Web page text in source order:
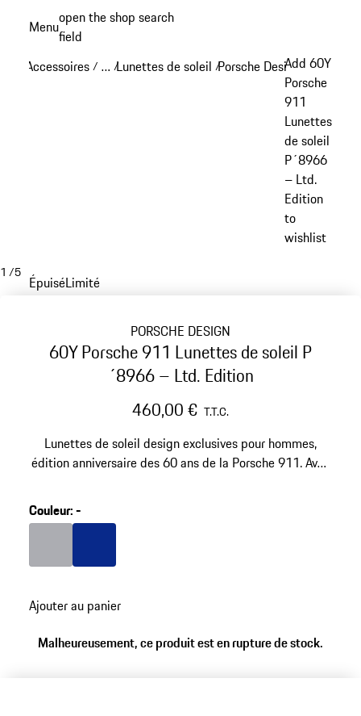
principal
Menuopen the shop search
field
Accessoires / …
Reveal collapsed breadcrumb items
/Lunettes de soleil /Porsche Design lunettes
Add 60Y
Porsche
911
Lunettes
de soleil
P´8966
– Ltd.
Edition
to
wishlist
1 /5
ÉpuiséLimité
PORSCHE DESIGN
60Y Porsche 911 Lunettes de soleil P
´8966 – Ltd. Edition
460,00 € T.T.C.
Lunettes de soleil design exclusives pour hommes,
édition anniversaire des 60 ans de la Porsche 911. Avec
Couleur:-
Ajouter au panier
Malheureusement, ce produit est en rupture de stock.